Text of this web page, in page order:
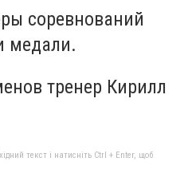
соревнований
медали.
тренер Кирилл
текст і натисніть Ctrl + Enter, щоб